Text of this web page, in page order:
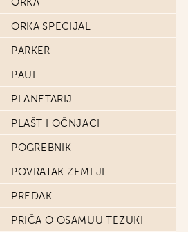
ORKA SPECIJAL
PARKER
PAUL
PLANETARIJ
PLAŠT I OČNJACI
POGREBNIK
POVRATAK ZEMLJI
PREDAK
PRIČA O OSAMUU TEZUKI